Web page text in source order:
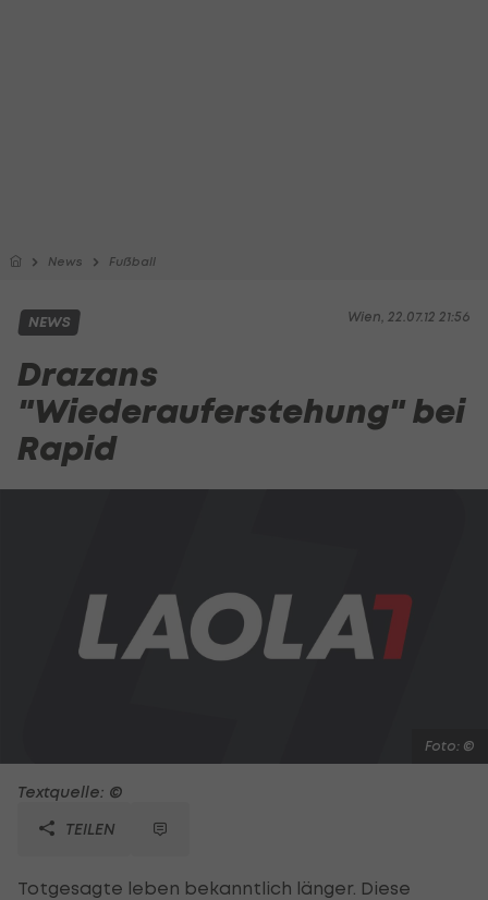
News Fußball
Wien, 22.07.12 21:56
NEWS
Drazans
"Wiederauferstehung" bei
Rapid
Foto: ©
Textquelle: ©
TEILEN
Totgesagte leben bekanntlich länger. Diese